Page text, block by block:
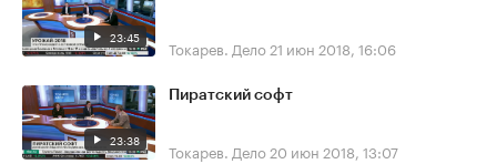
23:45 Токарев. Дело 21 июн 2018, 16:06
23:38
Пиратский софт
Токарев. Дело 20 июн 2018, 13:07